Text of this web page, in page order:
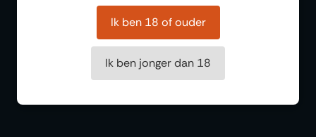
Trouwen
Borrelen
Vergaderen
Wijnproeverij
Ik ben 18 of ouder
Ik ben jonger dan 18